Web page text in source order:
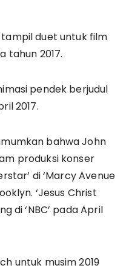
duet untuk film
tahun 2017.
pendek berjudul
2017.
bahwa John
produksi konser
di ‘Marcy Avenue
‘Jesus Christ
di ‘NBC’ pada April
untuk musim 2019